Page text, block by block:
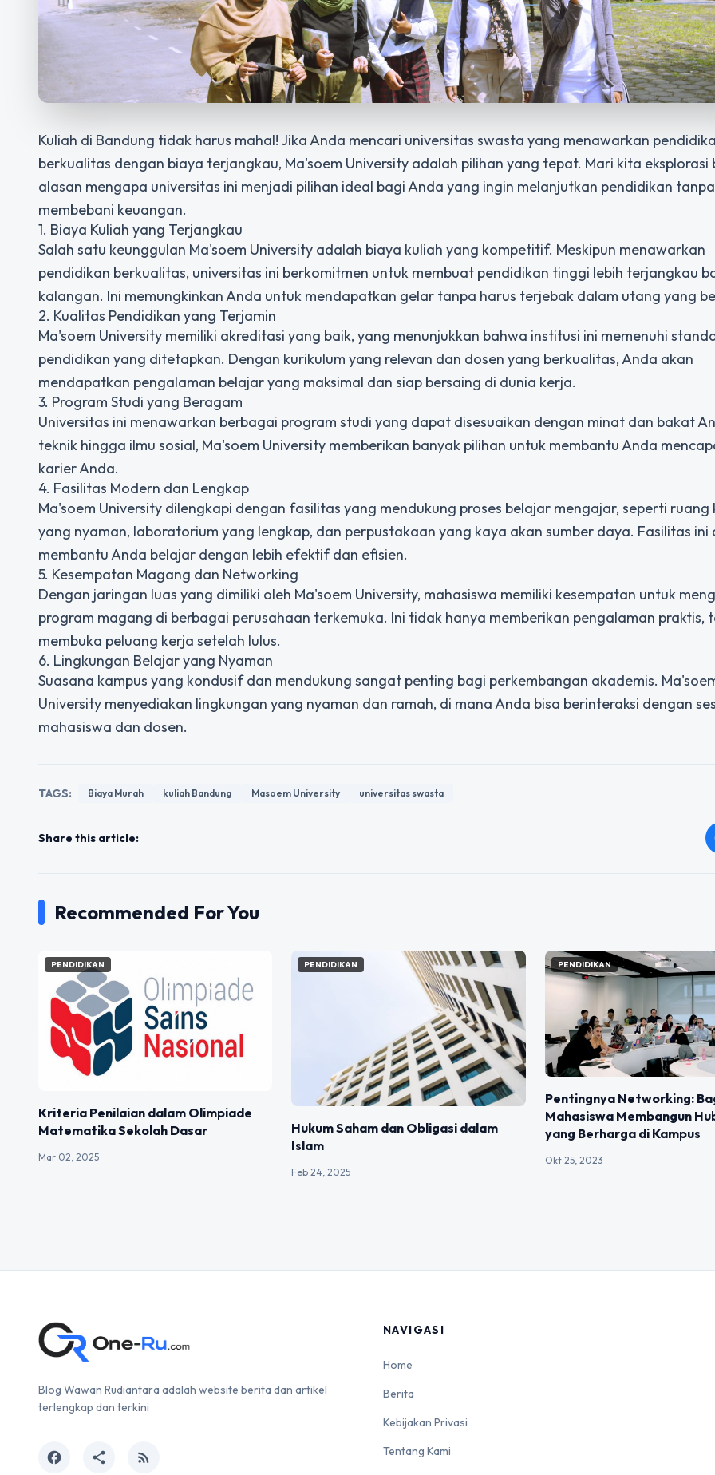
Kuliah di Bandung tidak harus mahal! Jika Anda mencari universitas swasta yang menawarkan
berkualitas dengan biaya terjangkau, Ma'soem University adalah pilihan yang tepat. Mari kita eksplorasi
alasan mengapa universitas ini menjadi pilihan ideal bagi Anda yang ingin melanjutkan pendidikan tanpa
membebani keuangan.
1. Biaya Kuliah yang Terjangkau
Salah satu keunggulan Ma'soem University adalah biaya kuliah yang kompetitif. Meskipun menawarkan
pendidikan berkualitas, universitas ini berkomitmen untuk membuat pendidikan tinggi lebih terjangkau
kalangan. Ini memungkinkan Anda untuk mendapatkan gelar tanpa harus terjebak dalam utang yang
2. Kualitas Pendidikan yang Terjamin
Ma'soem University memiliki akreditasi yang baik, yang menunjukkan bahwa institusi ini memenuhi
pendidikan yang ditetapkan. Dengan kurikulum yang relevan dan dosen yang berkualitas, Anda akan
mendapatkan pengalaman belajar yang maksimal dan siap bersaing di dunia kerja.
3. Program Studi yang Beragam
Universitas ini menawarkan berbagai program studi yang dapat disesuaikan dengan minat dan bakat
teknik hingga ilmu sosial, Ma'soem University memberikan banyak pilihan untuk membantu Anda
karier Anda.
4. Fasilitas Modern dan Lengkap
Ma'soem University dilengkapi dengan fasilitas yang mendukung proses belajar mengajar, seperti ruang
yang nyaman, laboratorium yang lengkap, dan perpustakaan yang kaya akan sumber daya. Fasilitas ini
membantu Anda belajar dengan lebih efektif dan efisien.
5. Kesempatan Magang dan Networking
Dengan jaringan luas yang dimiliki oleh Ma'soem University, mahasiswa memiliki kesempatan untuk
program magang di berbagai perusahaan terkemuka. Ini tidak hanya memberikan pengalaman praktis,
membuka peluang kerja setelah lulus.
6. Lingkungan Belajar yang Nyaman
Suasana kampus yang kondusif dan mendukung sangat penting bagi perkembangan akademis.
University menyediakan lingkungan yang nyaman dan ramah, di mana Anda bisa berinteraksi dengan
mahasiswa dan dosen.
TAGS: Biaya Murah kuliah Bandung Masoem University universitas swasta
Share this article:
Recommended For You
PENDIDIKAN
Kriteria Penilaian dalam Olimpiade
Matematika Sekolah Dasar
Mar 02, 2025
PENDIDIKAN
Hukum Saham dan Obligasi dalam
Islam
Feb 24, 2025
PENDIDIKAN
Pentingnya Networking:
Mahasiswa Membangun
yang Berharga di Kampus
Okt 25, 2023
Blog Wawan Rudiantara adalah website berita dan artikel
terlengkap dan terkini
facebook share rss_feed
NAVIGASI
Home
Berita
Kebijakan Privasi
Tentang Kami